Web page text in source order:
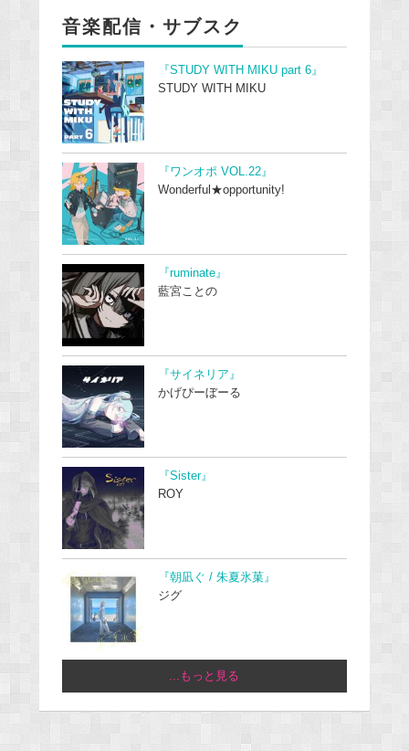
音楽配信・サブスク
『STUDY WITH MIKU part 6』
STUDY WITH MIKU
『ワンオポ VOL.22』
Wonderful★opportunity!
『ruminate』
藍宮ことの
『サイネリア』
かげぴーぼーる
『Sister』
ROY
『朝凪ぐ / 朱夏氷菓』
ジグ
...もっと見る